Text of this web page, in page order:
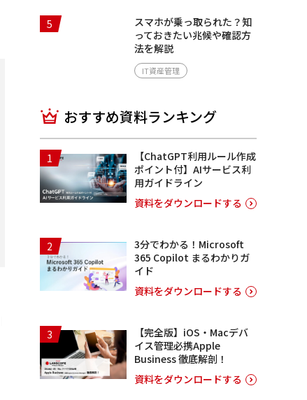
5
スマホが乗っ取られた？知
っておきたい兆候や確認方
法を解説
IT資産管理
おすすめ資料ランキング
1
【ChatGPT利用ルール作成
ポイント付】AIサービス利
用ガイドライン
資料をダウンロードする
2
3分でわかる！Microsoft
365 Copilot まるわかりガ
イド
資料をダウンロードする
3
【完全版】iOS・Macデバ
イス管理必携Apple
Business 徹底解剖！
資料をダウンロードする